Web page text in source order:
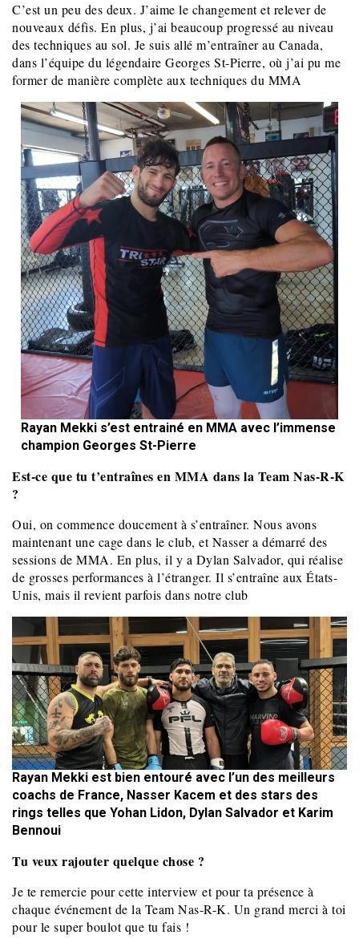
C’est un peu des deux. J’aime le changement et relever de
nouveaux défis. En plus, j’ai beaucoup progressé au niveau
des techniques au sol. Je suis allé m’entraîner au Canada,
dans l’équipe du légendaire Georges St-Pierre, où j’ai pu me
former de manière complète aux techniques du MMA
Rayan Mekki s’est entrainé en MMA avec l’immense
champion Georges St-Pierre
Est-ce que tu t’entraînes en MMA dans la Team Nas-R-K
?
Oui, on commence doucement à s’entraîner. Nous avons
maintenant une cage dans le club, et Nasser a démarré des
sessions de MMA. En plus, il y a Dylan Salvador, qui réalise
de grosses performances à l’étranger. Il s’entraîne aux États-
Unis, mais il revient parfois dans notre club
Rayan Mekki est bien entouré avec l’un des meilleurs
coachs de France, Nasser Kacem et des stars des
rings telles que Yohan Lidon, Dylan Salvador et Karim
Bennoui
Tu veux rajouter quelque chose ?
Je te remercie pour cette interview et pour ta présence à
chaque événement de la Team Nas-R-K. Un grand merci à toi
pour le super boulot que tu fais !